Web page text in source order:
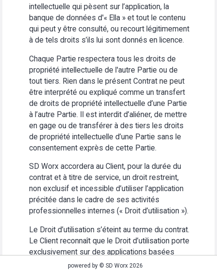
intellectuelle qui pèsent sur l’application, la
banque de données d'« Ella » et tout le contenu
qui peut y être consulté, ou recourt légitimement
à de tels droits s’ils lui sont donnés en licence.
Chaque Partie respectera tous les droits de
propriété intellectuelle de l'autre Partie ou de
tout tiers. Rien dans le présent Contrat ne peut
être interprété ou expliqué comme un transfert
de droits de propriété intellectuelle d’une Partie
à l’autre Partie. Il est interdit d’aliéner, de mettre
en gage ou de transférer à des tiers les droits
de propriété intellectuelle d’une Partie sans le
consentement exprès de cette Partie.
SD Worx accordera au Client, pour la durée du
contrat et à titre de service, un droit restreint,
non exclusif et incessible d’utiliser l’application
précitée dans le cadre de ses activités
professionnelles internes (« Droit d’utilisation »).
Le Droit d’utilisation s’éteint au terme du contrat.
Le Client reconnaît que le Droit d’utilisation porte
exclusivement sur des applications basées
Web. Le Client s’abstiendra (i) d’utiliser
powered by © SD Worx 2026